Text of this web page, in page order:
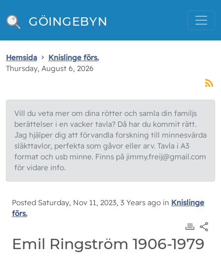
GÖINGEBYN
Hemsida
Knislinge förs.
Thursday, August 6, 2026
Vill du veta mer om dina rötter och samla din familjs
berättelser i en vacker tavla? Då har du kommit rätt.
Jag hjälper dig att förvandla forskning till minnesvärda
släkttavlor, perfekta som gåvor eller arv. Tavla i A3
format och usb minne. Finns på jimmy.freij@gmail.com
för vidare info.
Posted Saturday, Nov 11, 2023, 3 Years ago in Knislinge
förs.
Emil Ringström 1906-1979